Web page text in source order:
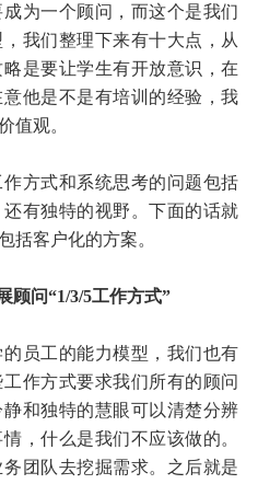
为一个顾问，而这个是我们
我们整理下来有十大点，从
是要让学生有开放意识，在
他是不是有培训的经验，我
值观。
方式和系统思考的问题包括
有独特的视野。下面的话就
括客户化的方案。
顾问“1/3/5工作方式”
员工的能力模型，我们也有
作方式要求我们所有的顾问
和独特的慧眼可以清楚分辨
，什么是我们不应该做的。
团队去挖掘需求。之后就是